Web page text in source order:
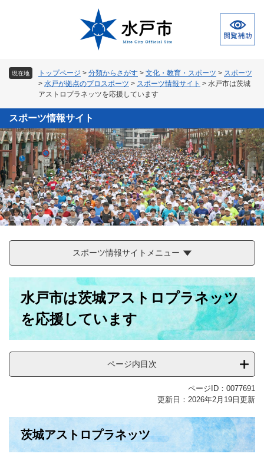
文
へ
現在地 トップページ > 分類からさがす > 文化・教育・スポーツ > スポーツ
> 水戸が拠点のプロスポーツ > スポーツ情報サイト > 水戸市は茨城
アストロプラネッツを応援しています
スポーツ情報サイト
スポーツ情報サイトメニュー
水戸市は茨城アストロプラネッツ
を応援しています
ページ内目次
ページID：0077691
更新日：2026年2月19日更新
茨城アストロプラネッツ